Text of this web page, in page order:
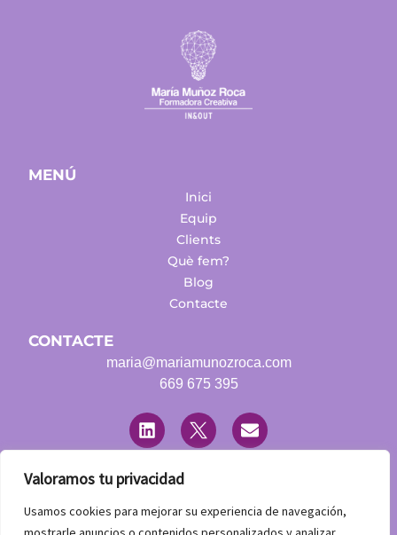
Valoramos tu privacidad
Usamos cookies para mejorar su experiencia de navegación,
MENÚ
Inici
Equip
Clients
Què fem?
Blog
Contacte
CONTACTE
maria@mariamunozroca.com
669 675 395
i
n
k
e
d
i
n
w
i
t
r
n
v
e
p
e